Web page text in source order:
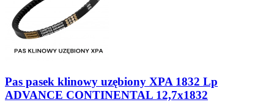
Pas pasek klinowy uzębiony XPA 1832 Lp
ADVANCE CONTINENTAL 12,7x1832